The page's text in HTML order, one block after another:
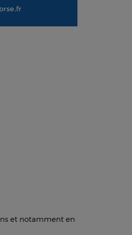
et notamment en